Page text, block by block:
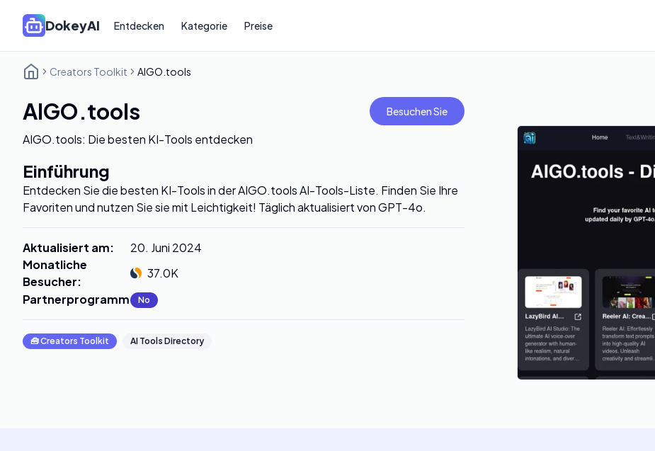
DokeyAI Entdecken Kategorie Preise
Creators Toolkit AIGO.tools
AIGO.tools Besuchen Sie
AIGO.tools: Die besten KI-Tools entdecken
Einführung
Entdecken Sie die besten KI-Tools in der AIGO.tools AI-Tools-Liste. Finden Sie Ihre
Favoriten und nutzen Sie sie mit Leichtigkeit! Täglich aktualisiert von GPT-4o.
Aktualisiert am:
20. Juni 2024
Monatliche
Besucher:
37.0K
Partnerprogramm: No
🧰Creators Toolkit AI Tools Directory